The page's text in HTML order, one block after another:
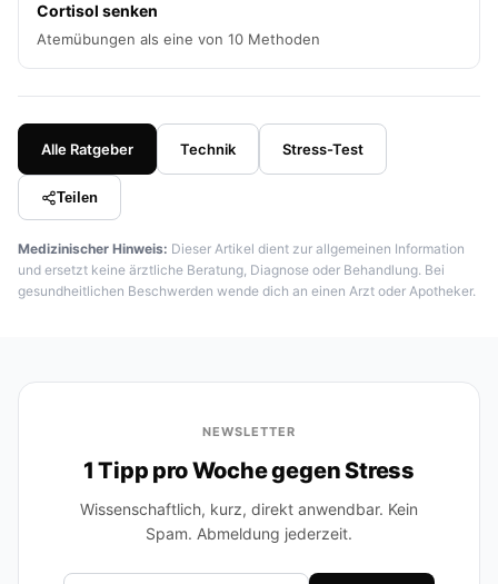
Cortisol senken
Atemübungen als eine von 10 Methoden
Alle Ratgeber Technik Stress-Test
Teilen
Medizinischer Hinweis: Dieser Artikel dient zur allgemeinen Information
und ersetzt keine ärztliche Beratung, Diagnose oder Behandlung. Bei
gesundheitlichen Beschwerden wende dich an einen Arzt oder Apotheker.
NEWSLETTER
1 Tipp pro Woche gegen Stress
Wissenschaftlich, kurz, direkt anwendbar. Kein
Spam. Abmeldung jederzeit.